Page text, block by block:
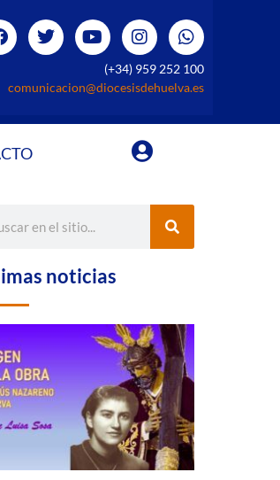
(+34) 959 252 100
comunicacion@diocesisdehuelva.es
noticias